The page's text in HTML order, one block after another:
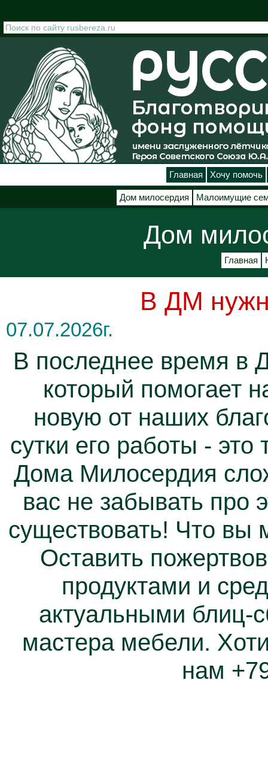
Главная Хочу помочь
Дом милосердия Малоимущие
Дом
Главная
В ДМ
07.07.2026г.
В последнее время в
который помогает
новую от наших
сутки его работы -
Дома Милосердия
вас не забывать про
существовать! Что вы
Оставить
продуктами и
актуальными блиц-
мастера мебели.
нам